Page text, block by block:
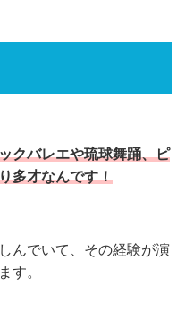
クバレエや琉球舞踊、ピ
多才なんです！
んでいて、その経験が演
す。